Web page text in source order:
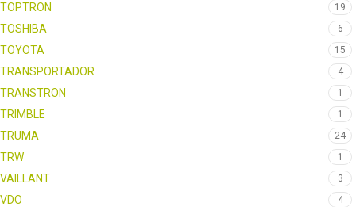
TOPTRON 19
TOSHIBA 6
TOYOTA 15
TRANSPORTADOR 4
TRANSTRON 1
TRIMBLE 1
TRUMA 24
TRW 1
VAILLANT 3
VDO 4